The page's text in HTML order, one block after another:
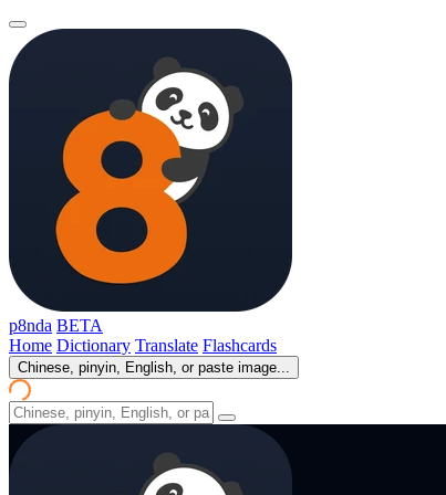
p8nda BETA
Home Dictionary Translate Flashcards
Chinese, pinyin, English, or paste image...